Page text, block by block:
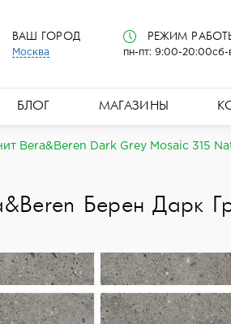
ВАШ ГОРОД
Москва
РЕЖИМ
пн-пт: 9:00-20:00сб-
БЛОГ МАГАЗИНЫ
Bera&Beren Dark Grey Mosaic 315
Берен Дарк